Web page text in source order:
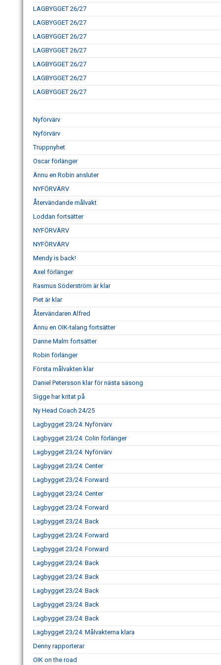
LAGBYGGET 26/27
LAGBYGGET 26/27
LAGBYGGET 26/27
LAGBYGGET 26/27
LAGBYGGET 26/27
LAGBYGGET 26/27
LAGBYGGET 26/27
Nyförvärv
Nyförvärv
Truppnyhet
Oscar förlänger
Ännu en Robin ansluter
NYFÖRVÄRV
Återvändande målvakt
Loddan fortsätter
NYFÖRVÄRV
NYFÖRVÄRV
Mendy is back!
Axel förlänger
Rasmus Söderström är klar
Piet är klar
Återvändaren Alfred
Ännu en OIK-talang fortsätter
Danne Malm fortsätter
Robin förlänger
Första målvakten klar
Daniel Petersson klar för nästa säsong
Sigge har kritat på
Ny Head Coach 24/25
Lagbygget 23/24: Nyförvärv
Lagbygget 23/24: Colin förlänger
Lagbygget 23/24: Nyförvärv
Lagbygget 23/24: Center
Lagbygget 23/24: Forward
Lagbygget 23/24: Center
Lagbygget 23/24: Forward
Lagbygget 23/24: Back
Lagbygget 23/24: Forward
Lagbygget 23/24: Forward
Lagbygget 23/24: Back
Lagbygget 23/24: Back
Lagbygget 23/24: Back
Lagbygget 23/24: Back
Lagbygget 23/24: Back
Lagbygget 23/24: Målvakterna klara
Denny rapporterar
OIK on the road